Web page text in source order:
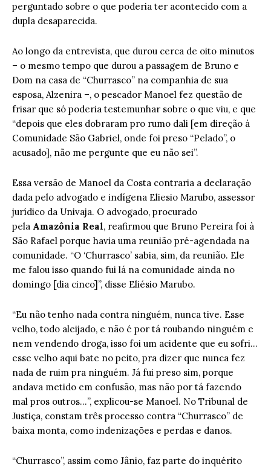
perguntado sobre o que poderia ter acontecido com a
dupla desaparecida.
Ao longo da entrevista, que durou cerca de oito minutos
– o mesmo tempo que durou a passagem de Bruno e
Dom na casa de “Churrasco” na companhia de sua
esposa, Alzenira –, o pescador Manoel fez questão de
frisar que só poderia testemunhar sobre o que viu, e que
“depois que eles dobraram pro rumo dali [em direção à
Comunidade São Gabriel, onde foi preso “Pelado”, o
acusado], não me pergunte que eu não sei”.
Essa versão de Manoel da Costa contraria a declaração
dada pelo advogado e indígena Eliesio Marubo, assessor
jurídico da Univaja. O advogado, procurado
pela Amazônia Real, reafirmou que Bruno Pereira foi à
São Rafael porque havia uma reunião pré-agendada na
comunidade. “O ‘Churrasco’ sabia, sim, da reunião. Ele
me falou isso quando fui lá na comunidade ainda no
domingo [dia cinco]”, disse Eliésio Marubo.
“Eu não tenho nada contra ninguém, nunca tive. Esse
velho, todo aleijado, e não é por tá roubando ninguém e
nem vendendo droga, isso foi um acidente que eu sofri…
esse velho aqui bate no peito, pra dizer que nunca fez
nada de ruim pra ninguém. Já fui preso sim, porque
andava metido em confusão, mas não por tá fazendo
mal pros outros…”, explicou-se Manoel. No Tribunal de
Justiça, constam três processo contra “Churrasco” de
baixa monta, como indenizações e perdas e danos.
“Churrasco”, assim como Jânio, faz parte do inquérito